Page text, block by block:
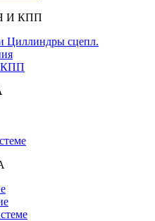
И КПП
сцепл.
КПП